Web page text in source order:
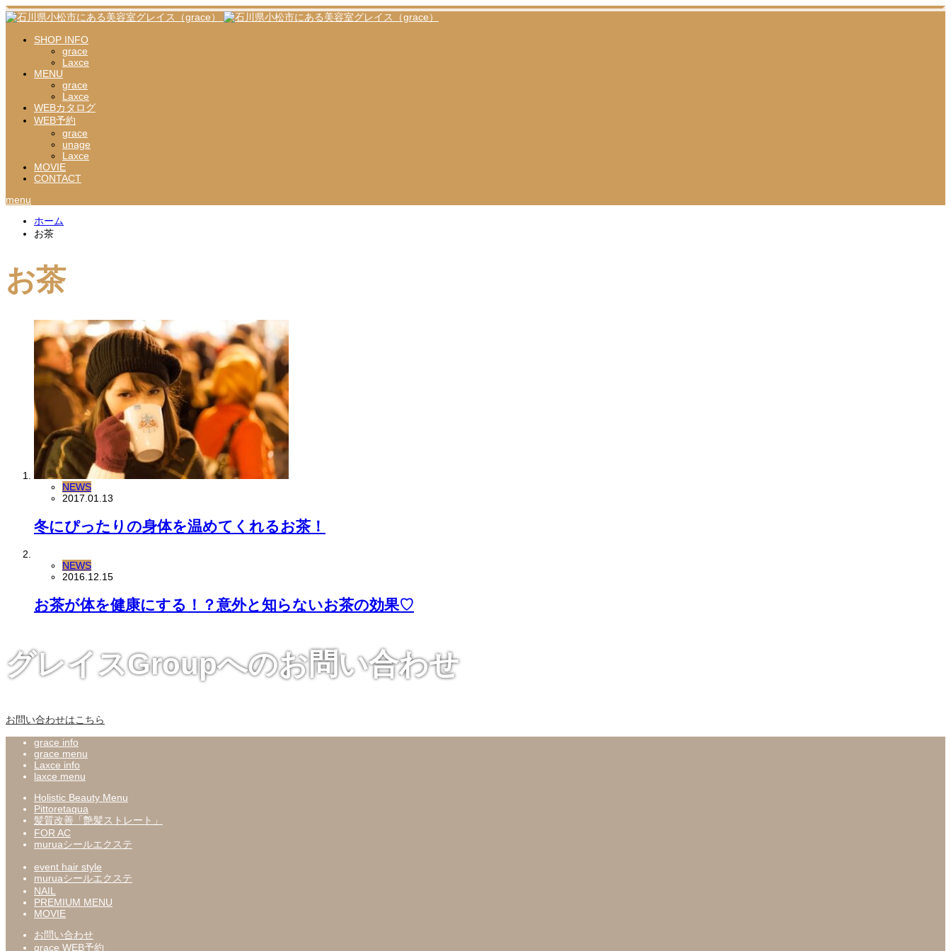
SHOP INFO
grace
Laxce
MENU
grace
Laxce
WEBカタログ
WEB予約
grace
unage
Laxce
MOVIE
CONTACT
menu
ホーム
お茶
お茶
NEWS
2017.01.13
冬にぴったりの身体を温めてくれるお茶！
NEWS
2016.12.15
お茶が体を健康にする！？意外と知らないお茶の効果♡
グレイスGroupへのお問い合わせ
お問い合わせはこちら
grace info
grace menu
Laxce info
laxce menu
Holistic Beauty Menu
Pittoretaqua
髪質改善「艶髪ストレート」
FOR AC
muruaシールエクステ
event hair style
muruaシールエクステ
NAIL
PREMIUM MENU
MOVIE
お問い合わせ
grace WEB予約